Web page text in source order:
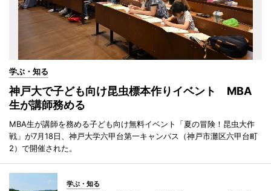
学ぶ・知る
神戸大で子ども向け昆虫標本作りイベント MBA
生が講師務める
MBA生が講師を務める子ども向け無料イベント「夏の冒険！昆虫大作
戦」が7月18日、神戸大学六甲台第一キャンパス（神戸市灘区六甲台町
2）で開催された。
学ぶ・知る